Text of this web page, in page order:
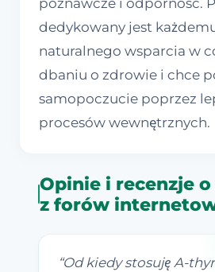
poznawcze i odporność.
dedykowany jest
naturalnego wsparcia w
dbaniu o zdrowie i chce
samopoczucie poprzez
procesów wewnętrznych.
Opinie i recenzje
z forów
“Od kiedy stosuję A-